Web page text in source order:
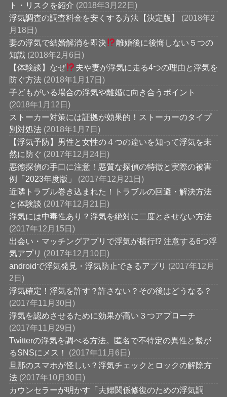
ト・リスクを紹介 (2018年3月22日)
浮気調査の調査料金を安くする方法【決定版】
(2018年2
月18日)
妻の浮気で結婚解消を即決
離婚後に後悔しない５つの
知識 (2018年2月6日)
【体験談】なぜ
夫や妻が浮気に走る4つの理由と浮気を
防ぐ方法 (2018年1月17日)
子どもがいる場合の浮気や離婚に向き合うポイント
(2018年1月12日)
ストーカー対策には証拠が効果的！ストーカーのタイプ
別対処法 (2018年1月7日)
【浮気予防】男性と女性の４つの違いを知って浮気を未
然に防ぐ (2017年12月24日)
悪徳探偵の手口に注意！悪質な探偵の特徴と実際の被害
例「2023年度版」
(2017年12月21日)
近隣トラブル巻き込まれた！トラブルの回避・解決方法
と体験談 (2017年12月21日)
浮気には中毒性あり？浮気を絶対に二度とさせない方法
(2017年12月15日)
出会い・マッチングアプリで浮気が横行!? 注意する6つ浮
気アプリ (2017年12月10日)
androidで浮気発見・浮気防止できるアプリ (2017年12月
2日)
浮気確定！浮気を許す？許さない？その後はどうなる？
(2017年11月30日)
浮気を認めさせるために効果が高い３つアプローチ
(2017年11月29日)
Twitterの浮気を調べる方法。匿名で不特定の異性と繫が
るSNSにメス！
(2017年11月6日)
旦那のスマホが怪しい？浮気チェックとロックの解除方
法 (2017年10月30日)
カウンセラーが明かす「夫婦関係修復のための浮気調